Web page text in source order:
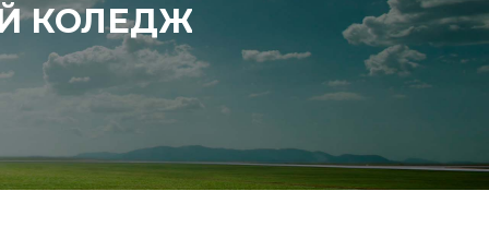
КОЛЕДЖ